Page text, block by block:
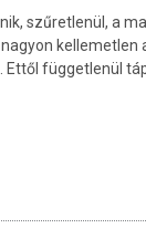
szűretlenül, a
Ettől függetlenül